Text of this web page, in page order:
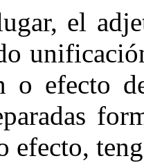
el
o efecto
efecto,